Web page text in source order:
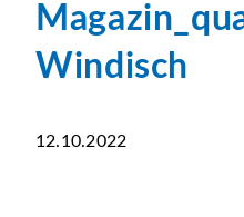
Windisch
12.10.2022